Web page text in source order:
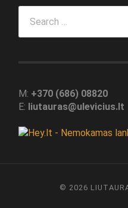
for:
M: +370 (686) 08820
E: liutauras@ulevicius.lt
© 2026